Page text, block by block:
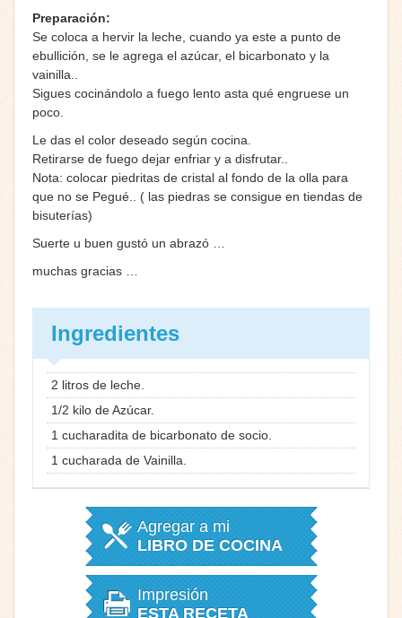
Preparación:
Se coloca a hervir la leche, cuando ya este a punto de
ebullición, se le agrega el azúcar, el bicarbonato y la
vainilla..
Sigues cocinándolo a fuego lento asta qué engruese un
poco.
Le das el color deseado según cocina.
Retirarse de fuego dejar enfriar y a disfrutar..
Nota: colocar piedritas de cristal al fondo de la olla para
que no se Pegué.. ( las piedras se consigue en tiendas de
bisuterías)
Suerte u buen gustó un abrazó …
muchas gracias …
Ingredientes
2 litros de leche.
1/2 kilo de Azúcar.
1 cucharadita de bicarbonato de socio.
1 cucharada de Vainilla.
Agregar a mi
LIBRO DE COCINA
Impresión
ESTA RECETA